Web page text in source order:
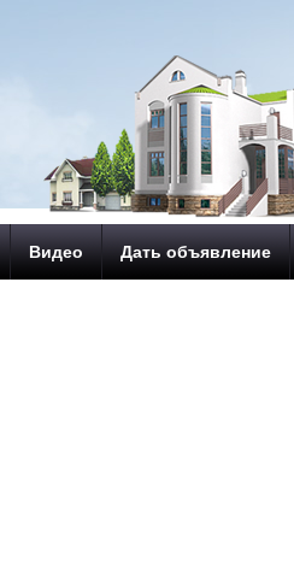
Видео Дать объявление